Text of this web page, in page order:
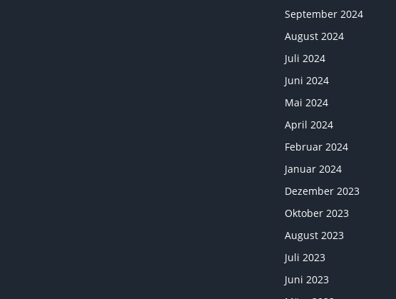
September 2024
August 2024
Juli 2024
Juni 2024
Mai 2024
April 2024
Februar 2024
Januar 2024
Dezember 2023
Oktober 2023
August 2023
Juli 2023
Juni 2023